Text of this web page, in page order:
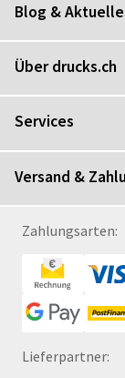
Blog &
Über drucks.ch
Services
Versand &
Zahlungsarten:
Lieferpartner: